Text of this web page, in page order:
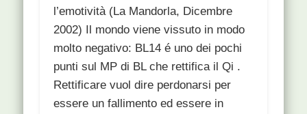
l’emotività (La Mandorla, Dicembre
2002) Il mondo viene vissuto in modo
molto negativo: BL14 é uno dei pochi
punti sul MP di BL che rettifica il Qi .
Rettificare vuol dire perdonarsi per
essere un fallimento ed essere in